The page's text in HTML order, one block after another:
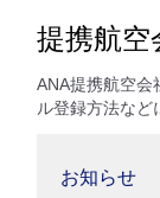
提携航空
ANA提携航空会
ル登録方法など
お知らせ